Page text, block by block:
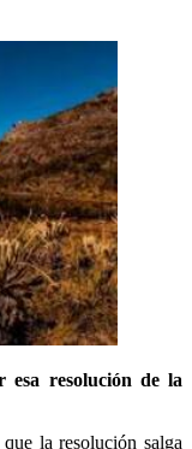
esa resolución de la
la resolución salga